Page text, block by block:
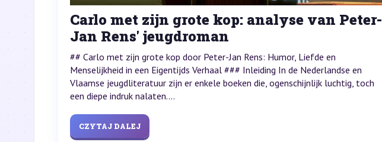
Carlo met zijn grote kop: analyse van Peter-
Jan Rens' jeugdroman
## Carlo met zijn grote kop door Peter-Jan Rens: Humor, Liefde en
Menselijkheid in een Eigentijds Verhaal ### Inleiding In de Nederlandse en
Vlaamse jeugdliteratuur zijn er enkele boeken die, ogenschijnlijk luchtig, toch
een diepe indruk nalaten....
CZYTAJ DALEJ